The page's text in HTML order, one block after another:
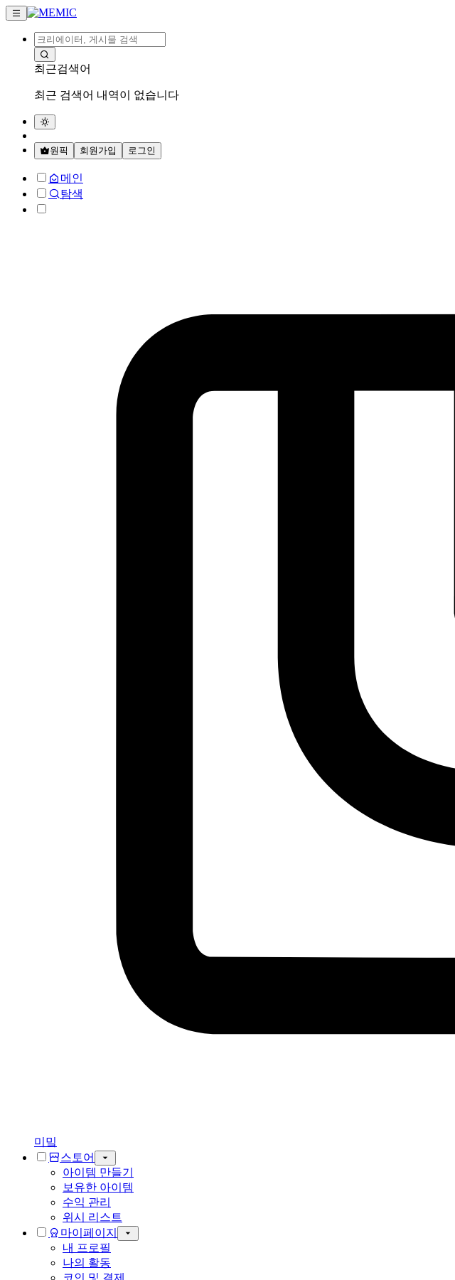
최근검색어
최근 검색어 내역이 없습니다
원픽 회원가입 로그인
메인
탐색
미밐
스토어
아이템 만들기
보유한 아이템
수익 관리
위시 리스트
마이페이지
내 프로필
나의 활동
코인 및 결제